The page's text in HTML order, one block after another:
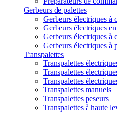
Gerbeurs de palettes
Gerbeurs électriques à
Gerbeurs électriques
Gerbeurs électriques à
Gerbeurs électriques à
Transpalettes
Transpalettes
Transpalettes
Transpalettes
Transpalettes manuels
Transpalettes peseurs
Transpalettes à haute